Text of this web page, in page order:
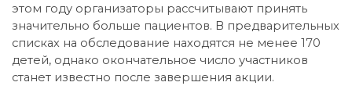
этом году организаторы рассчитывают принять
значительно больше пациентов. В предварительных
списках на обследование находятся не менее 170
детей, однако окончательное число участников
станет известно после завершения акции.